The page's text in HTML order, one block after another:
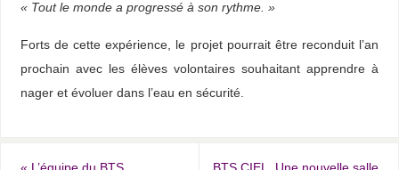
« Tout le monde a progressé à son rythme. »
Forts de cette expérience, le projet pourrait être reconduit l’an
prochain avec les élèves volontaires souhaitant apprendre à
nager et évoluer dans l’eau en sécurité.